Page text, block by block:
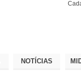
NOTÍCIAS